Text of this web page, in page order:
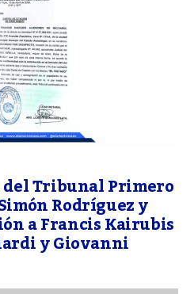
Tribunal Primero
Rodríguez y
a Francis Kairubis
y Giovanni